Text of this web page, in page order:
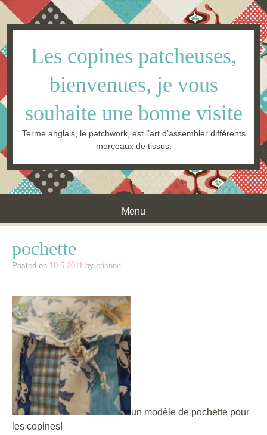
Les copines patcheuses,
bienvenues, je vous
souhaite une bonne visite
Terme anglais, le patchwork, est l’art d’assembler différents
morceaux de tissus.
Menu
pochette
Posted on 10.5.2011 by etienne
un modèle de pochette pour
les copines!